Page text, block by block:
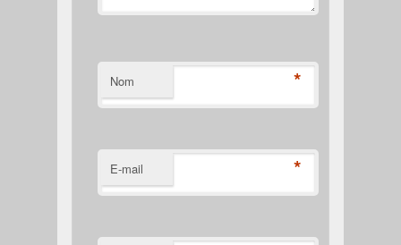
Nom *
E-mail *